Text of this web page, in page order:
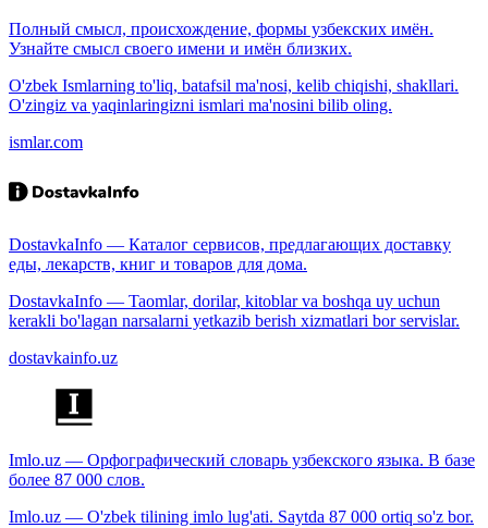
Полный смысл, происхождение, формы узбекских имён.
Узнайте смысл своего имени и имён близких.
O'zbek Ismlarning to'liq, batafsil ma'nosi, kelib chiqishi, shakllari.
O'zingiz va yaqinlaringizni ismlari ma'nosini bilib oling.
ismlar.com
DostavkaInfo — Каталог сервисов, предлагающих доставку
еды, лекарств, книг и товаров для дома.
DostavkaInfo — Taomlar, dorilar, kitoblar va boshqa uy uchun
kerakli bo'lagan narsalarni yetkazib berish xizmatlari bor servislar.
dostavkainfo.uz
Imlo.uz — Орфографический словарь узбекского языка. В базе
более 87 000 слов.
Imlo.uz — O'zbek tilining imlo lug'ati. Saytda 87 000 ortiq so'z bor.